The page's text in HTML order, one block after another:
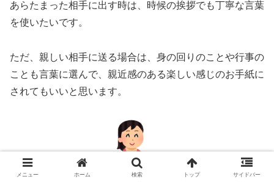
あらたまった相手に出す時は、時候の挨拶でも丁寧な言葉
を使いたいです。
ただ、親しい相手に送る場合は、身の回りのことや行事の
ことも言葉に選んで、親近感のある楽しい感じのお手紙に
されてもいいと思います。
メニュー ホーム 検索 トップ サイドバー